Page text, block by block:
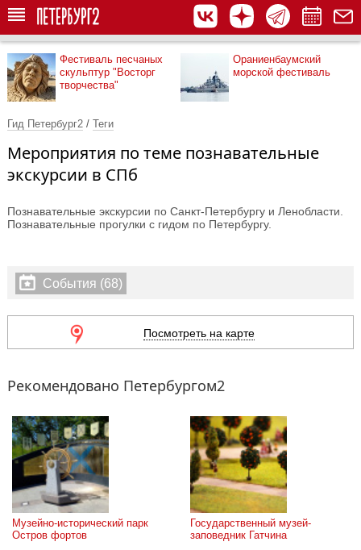
Фестиваль песчаных
скульптур "Восторг
творчества"
Ораниенбаумский
морской фестиваль
Гид Петербург2 / Теги
Мероприятия по теме познавательные
экскурсии в СПб
Познавательные экскурсии по Санкт-Петербургу и Ленобласти.
Познавательные прогулки с гидом по Петербургу.
События (68)
Посмотреть на карте
Рекомендовано Петербургом2
Музейно-исторический парк
Остров фортов
Государственный музей-
заповедник Гатчина